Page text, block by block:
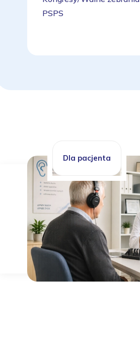
PSPS
Dla pacjenta